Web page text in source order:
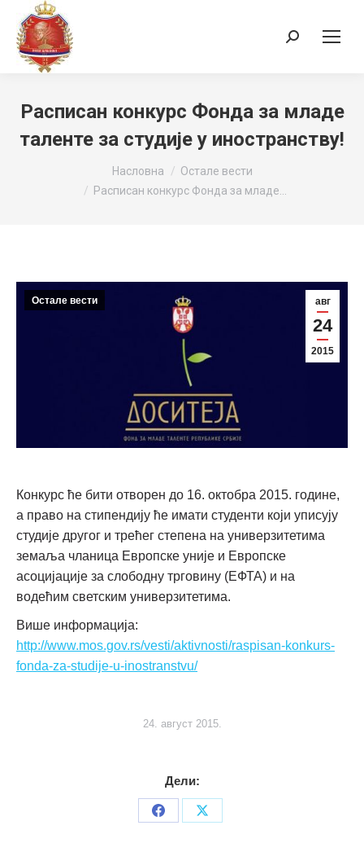
Search:
Расписан конкурс Фонда за младе
таленте за студије у иностранству!
Насловна
Остале вести
Расписан конкурс Фонда за младе…
авг
24
2015
Остале вести
Конкурс ће бити отворен до 16. октобра 2015. године,
а право на стипендију ће имати студенти који уписују
студије другог и трећег степена на универзитетима
земаља чланица Европске уније и Европске
асоцијације за слободну трговину (ЕФТА) и на
водећим светским универзитетима.
Више информација:
http://www.mos.gov.rs/vesti/aktivnosti/raspisan-konkurs-
fonda-za-studije-u-inostranstvu/
24. август 2015.
Дели:
Share
Share